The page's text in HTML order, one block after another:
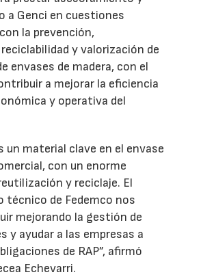
a Genci en cuestiones
la prevención,
y valorización de
envases de madera, con el
a mejorar la eficiencia
y operativa del
un material clave en el envase
con un enorme
y reciclaje. El
técnico de Fedemco nos
mejorando la gestión de
y ayudar a las empresas a
de RAP”, afirmó
Echevarri.